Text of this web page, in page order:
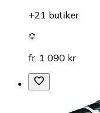
+21 butiker
fr. 1 090 kr